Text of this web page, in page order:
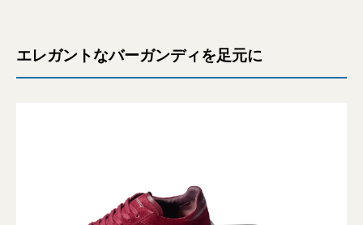
エレガントなバーガンディを足元に